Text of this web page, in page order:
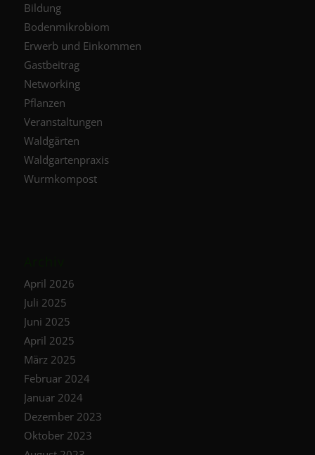
Bildung
Bodenmikrobiom
Erwerb und Einkommen
Gastbeitrag
Networking
Pflanzen
Veranstaltungen
Waldgärten
Waldgartenpraxis
Wurmkompost
April 2026
Juli 2025
Juni 2025
April 2025
März 2025
Februar 2024
Januar 2024
Dezember 2023
Oktober 2023